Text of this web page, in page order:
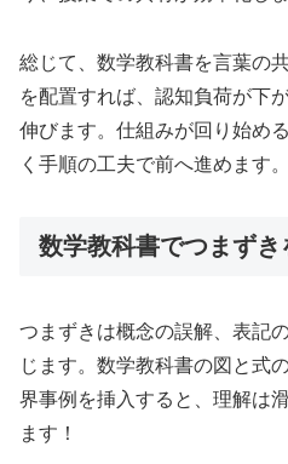
総じて、数学教科書を言葉の
を配置すれば、認知負荷が下
伸びます。仕組みが回り始め
く手順の工夫で前へ進めます。
数学教科書でつまず
つまずきは概念の誤解、表記
じます。数学教科書の図と式
界事例を挿入すると、理解は
ます！